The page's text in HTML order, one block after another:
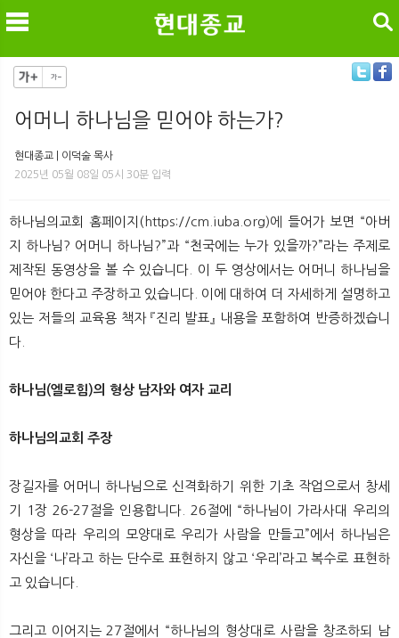
검색
어머니 하나님을 믿어야 하는가?
현대종교 | 이덕술 목사
2025년 05월 08일 05시 30분 입력
하나님의교회 홈페이지( https://cm.iuba.org)에
들어가 보면 “아버
지 하나님? 어머니 하나님?”과 “천국에는 누가 있을까?”라는 주제로
제작된 동영상을 볼 수 있습니다. 이 두 영상에서는 어머니 하나님을
믿어야 한다고 주장하고 있습니다. 이에 대하여 더 자세하게 설명하고
있는 저들의 교육용 책자 『진리 발표』 내용을 포함하여 반증하겠습니
다.
하나님(엘로힘)의 형상 남자와 여자 교리
하나님의교회 주장
장길자를 어머니 하나님으로 신격화하기 위한 기초 작업으로서 창세
기 1장 26-27절을 인용합니다. 26절에 “하나님이 가라사대 우리의
형상을 따라 우리의 모양대로 우리가 사람을 만들고”에서 하나님은
자신을 ‘나’라고 하는 단수로 표현하지 않고 ‘우리’라고 복수로 표현하
고 있습니다.
그리고 이어지는 27절에서 “하나님의 형상대로 사람을 창조하되 남